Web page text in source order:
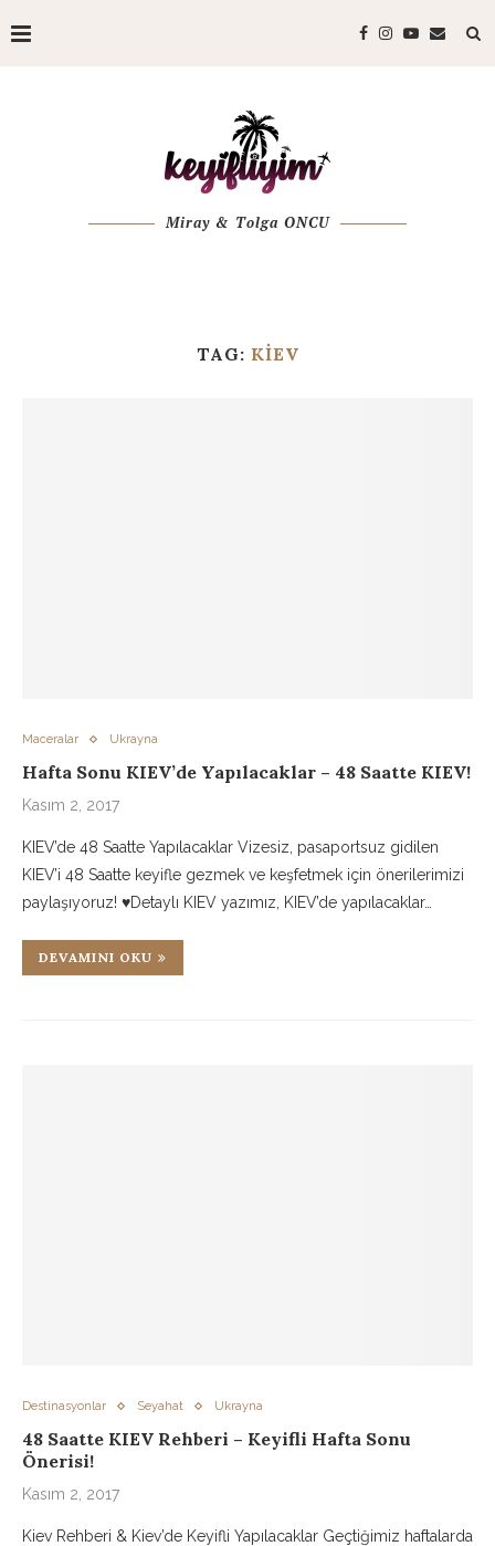
Miray & Tolga ONCU
TAG: KIEV
Maceralar Ukrayna
Hafta Sonu KIEV’de Yapılacaklar – 48 Saatte KIEV!
Kasım 2, 2017
KIEV’de 48 Saatte Yapılacaklar Vizesiz, pasaportsuz gidilen
KIEV’i 48 Saatte keyifle gezmek ve keşfetmek için önerilerimizi
paylaşıyoruz! ♥Detaylı KIEV yazımız, KIEV’de yapılacaklar…
DEVAMINI OKU
Destinasyonlar Seyahat Ukrayna
48 Saatte KIEV Rehberi – Keyifli Hafta Sonu
Önerisi!
Kasım 2, 2017
Kiev Rehberi & Kiev’de Keyifli Yapılacaklar Geçtiğimiz haftalarda